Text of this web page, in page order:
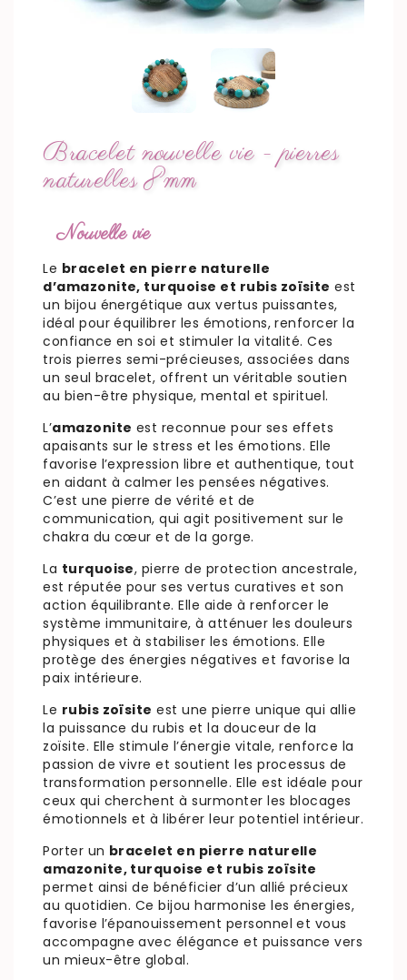
Bracelet nouvelle vie - pierres
naturelles 8mm
Nouvelle vie
Le bracelet en pierre naturelle
d’amazonite, turquoise et rubis zoïsite est
un bijou énergétique aux vertus puissantes,
idéal pour équilibrer les émotions, renforcer la
confiance en soi et stimuler la vitalité. Ces
trois pierres semi-précieuses, associées dans
un seul bracelet, offrent un véritable soutien
au bien-être physique, mental et spirituel.
L’amazonite est reconnue pour ses effets
apaisants sur le stress et les émotions. Elle
favorise l’expression libre et authentique, tout
en aidant à calmer les pensées négatives.
C’est une pierre de vérité et de
communication, qui agit positivement sur le
chakra du cœur et de la gorge.
La turquoise, pierre de protection ancestrale,
est réputée pour ses vertus curatives et son
action équilibrante. Elle aide à renforcer le
système immunitaire, à atténuer les douleurs
physiques et à stabiliser les émotions. Elle
protège des énergies négatives et favorise la
paix intérieure.
Le rubis zoïsite est une pierre unique qui allie
la puissance du rubis et la douceur de la
zoïsite. Elle stimule l’énergie vitale, renforce la
passion de vivre et soutient les processus de
transformation personnelle. Elle est idéale pour
ceux qui cherchent à surmonter les blocages
émotionnels et à libérer leur potentiel intérieur.
Porter un bracelet en pierre naturelle
amazonite, turquoise et rubis zoïsite
permet ainsi de bénéficier d’un allié précieux
au quotidien. Ce bijou harmonise les énergies,
favorise l’épanouissement personnel et vous
accompagne avec élégance et puissance vers
un mieux-être global.